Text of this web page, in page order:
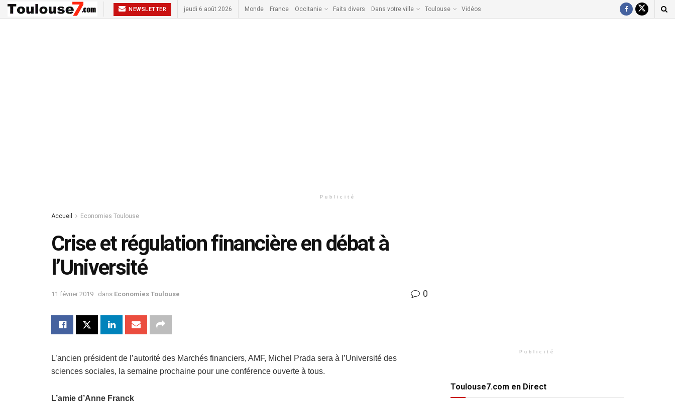
NEWSLETTER jeudi 6 août 2026 Monde France Occitanie Faits divers Dans votre ville Toulouse Vidéos
Publicité
Accueil Economies Toulouse
Crise et régulation financière en débat à
l’Université
11 février 2019 dans Economies Toulouse 0
L’ancien président de l’autorité des Marchés financiers, AMF, Michel Prada sera à l’Université des
sciences sociales, la semaine prochaine pour une conférence ouverte à tous.
L’amie d’Anne Franck
Publicité
Toulouse7.com en Direct